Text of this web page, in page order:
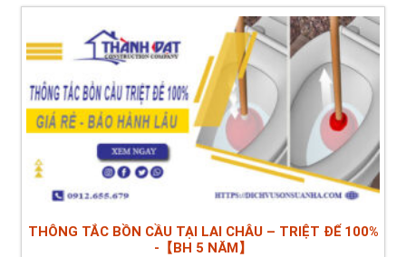
THÔNG TẮC BỒN CẦU TẠI LAI CHÂU – TRIỆT ĐỂ 100%
-【BH 5 NĂM】